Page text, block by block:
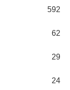
592
62
29
24